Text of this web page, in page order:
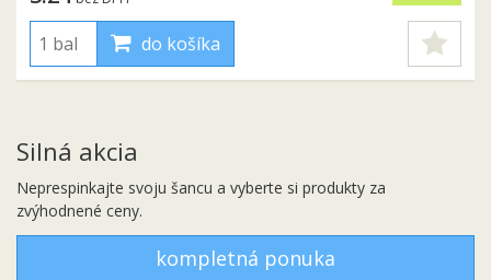
do košíka
Silná akcia
Neprespinkajte svoju šancu a vyberte si produkty za
zvýhodnené ceny.
kompletná ponuka